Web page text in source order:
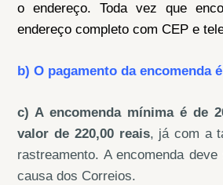
o endereço. Toda vez que
endereço completo com CEP e
b) O pagamento da encomenda
c) A encomenda mínima é de
valor de 220,00 reais, já com a
rastreamento. A encomenda
causa dos Correios.